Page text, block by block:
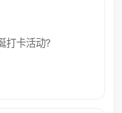
打卡活动?